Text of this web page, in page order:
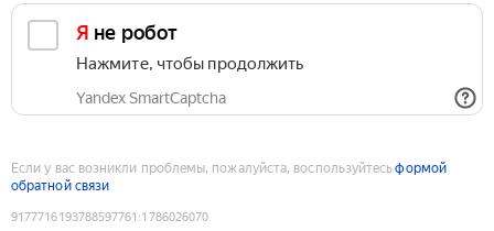
Я не робот
Нажмите, чтобы продолжить
Yandex SmartCaptcha
Если у вас возникли проблемы, пожалуйста, воспользуйтесьформой
обратной связи
9177716193788597761 :1786026070